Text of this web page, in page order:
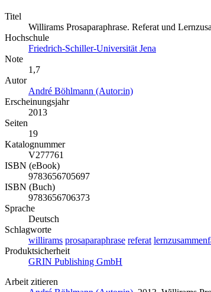
Titel
Willirams Prosaparaphrase. Referat und
Hochschule
Friedrich-Schiller-Universität Jena
Note
1,7
Autor
André Böhlmann (Autor:in)
Erscheinungsjahr
2013
Seiten
19
Katalognummer
V277761
ISBN (eBook)
9783656705697
ISBN (Buch)
9783656706373
Sprache
Deutsch
Schlagworte
willirams prosaparaphrase referat
Produktsicherheit
GRIN Publishing GmbH
Arbeit zitieren